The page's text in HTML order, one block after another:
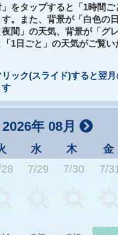
をタップすると「1時間ご
。また、背景が「白色の
間」の天気、背景が「グ
1日ごと」の天気がご覧い
ック(スライド)すると翌
す
2026年 08月
水 木 金
7/29 7/30 7/